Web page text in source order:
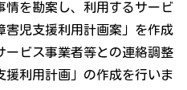
情を勘案し、利用するサービ
害児支援利用計画案」を作成
ービス事業者等との連絡調整
援利用計画」の作成を行いま